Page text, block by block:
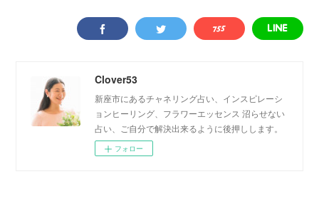
Clover53
新座市にあるチャネリング占い、インスピレーシ
ョンヒーリング、フラワーエッセンス 沼らせない
占い、ご自分で解決出来るように後押しします。
フォロー